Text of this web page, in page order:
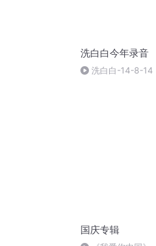
洗白白今年录音
洗白白-14-8-14
国庆专辑